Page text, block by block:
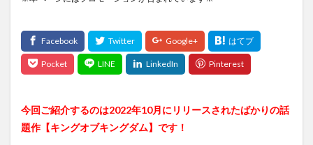
今回ご紹介するのは2022年10月にリリースされたばかりの話
題作【キングオブキングダム】です！